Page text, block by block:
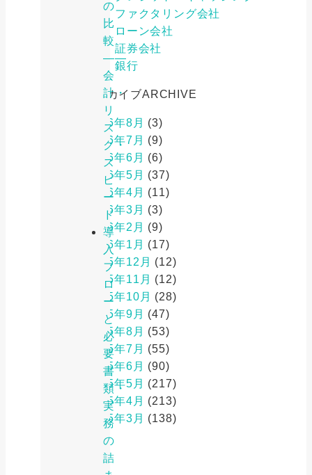
の
比
較
――
会
計・
リ
ス
ク・
ス
ピ
ー
ド
導
入
フ
ロ
ー
と
必
要
書
類・
実
務
の
詰
ファクタリング会社
ローン会社
証券会社
銀行
アーカイブARCHIVE
2026年8月 (3)
2026年7月 (9)
2026年6月 (6)
2026年5月 (37)
2026年4月 (11)
2026年3月 (3)
2026年2月 (9)
2026年1月 (17)
2025年12月 (12)
2025年11月 (12)
2025年10月 (28)
2025年9月 (47)
2025年8月 (53)
2025年7月 (55)
2025年6月 (90)
2025年5月 (217)
2025年4月 (213)
2025年3月 (138)